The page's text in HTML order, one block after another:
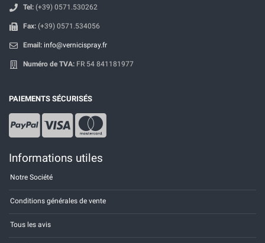
Tel: (+39) 0571.530262
Fax: (+39) 0571.534056
Email: info@vernicispray.fr
Numéro de TVA: FR 54 841181977
PAIEMENTS SÉCURISÉS
Informations utiles
Notre Société
Conditions générales de vente
Tous les avis